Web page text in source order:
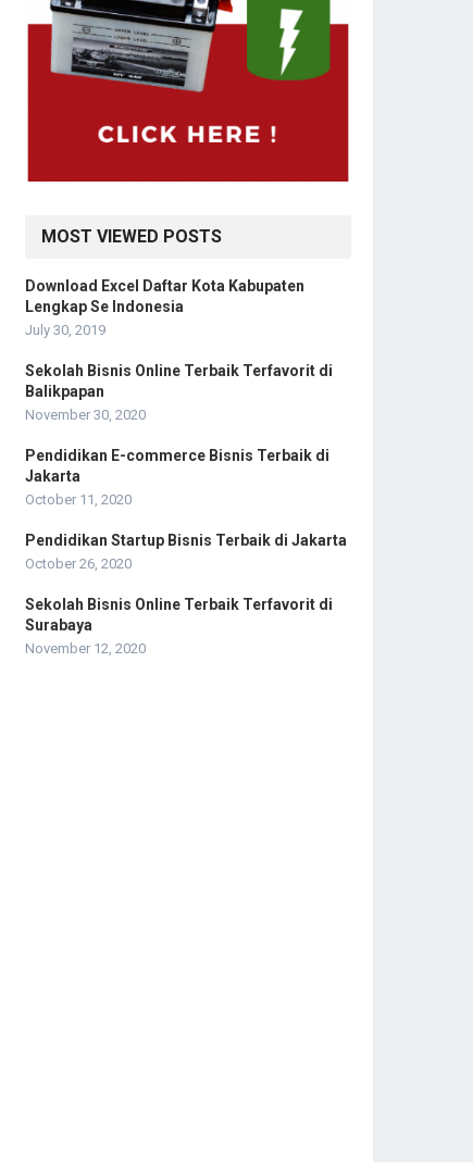
MOST VIEWED POSTS
Download Excel Daftar Kota Kabupaten
Lengkap Se Indonesia
July 30, 2019
Sekolah Bisnis Online Terbaik Terfavorit di
Balikpapan
November 30, 2020
Pendidikan E-commerce Bisnis Terbaik di
Jakarta
October 11, 2020
Pendidikan Startup Bisnis Terbaik di Jakarta
October 26, 2020
Sekolah Bisnis Online Terbaik Terfavorit di
Surabaya
November 12, 2020